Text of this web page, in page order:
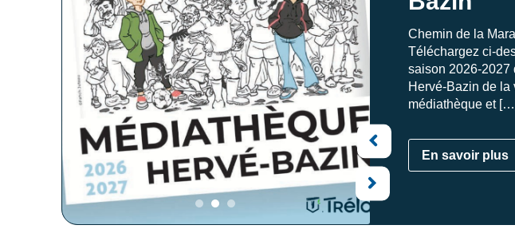
Chemin de la
Téléchargez ci-
saison 2026-2027
Hervé-Bazin de la
médiathèque et
En savoir plus